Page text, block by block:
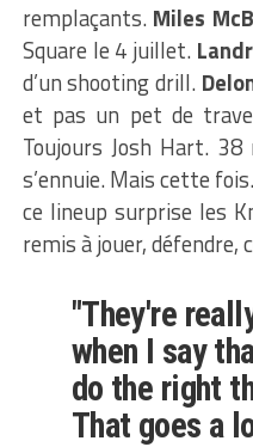
remplaçants. Miles
Square le 4 juillet.
d’un shooting drill.
et pas un pet de
Toujours Josh Hart.
s’ennuie. Mais cette
ce lineup surprise les
remis à jouer, défendre,
"They're
when I say
do the right
That goes a